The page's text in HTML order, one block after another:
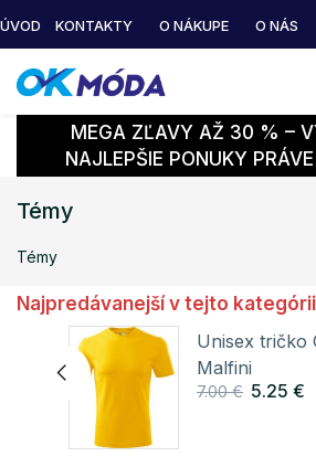
ÚVOD KONTAKTY O NÁKUPE O NÁS
MEGA ZĽAVY AŽ 30 % –
NAJLEPŠIE PONUKY
Témy
Témy
Najpredávanejší v tejto kategórii
Unisex tričko
Malfini
7.00 € 5.25 €